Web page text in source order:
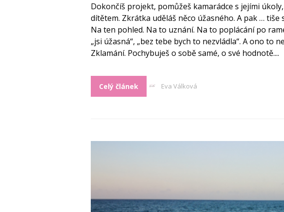
Dokončíš projekt, pomůžeš kamarádce s jejími
dítětem. Zkrátka uděláš něco úžasného. A pak … tiše
Na ten pohled. Na to uznání. Na to poplácání po
„jsi úžasná“, „bez tebe bych to nezvládla“. A ono to
Zklamání. Pochybuješ o sobě samé, o své hodnotě....
Celý článek Eva Válková